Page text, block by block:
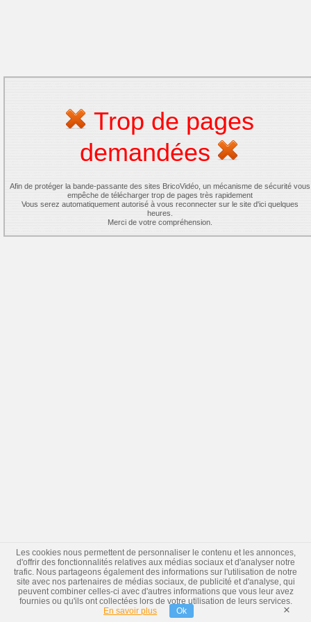
Trop de pages
demandées
Afin de protéger la bande-passante des sites BricoVidéo, un mécanisme de sécurité vous
empêche de télécharger trop de pages très rapidement
Vous serez automatiquement autorisé à vous reconnecter sur le site d'ici quelques
heures.
Merci de votre compréhension.
Les cookies nous permettent de personnaliser le contenu et les annonces,
d'offrir des fonctionnalités relatives aux médias sociaux et d'analyser notre
trafic. Nous partageons également des informations sur l'utilisation de notre
site avec nos partenaires de médias sociaux, de publicité et d'analyse, qui
peuvent combiner celles-ci avec d'autres informations que vous leur avez
fournies ou qu'ils ont collectées lors de votre utilisation de leurs services.
En savoir plus
Ok ×